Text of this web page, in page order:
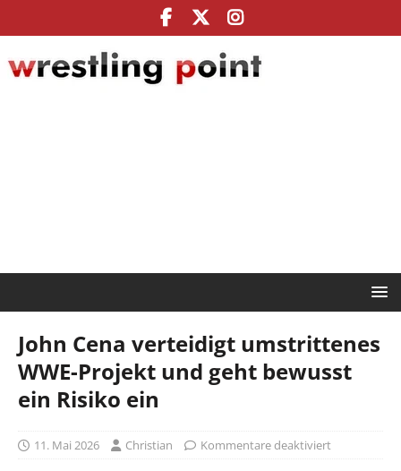
John Cena verteidigt umstrittenes
WWE-Projekt und geht bewusst
ein Risiko ein
11. Mai 2026 Christian Kommentare deaktiviert